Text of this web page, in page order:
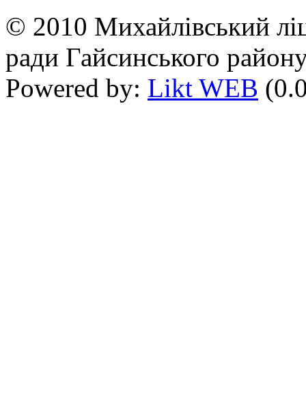
© 2010 Михайлівський
ради Гайсинського
Powered by: Likt WEB